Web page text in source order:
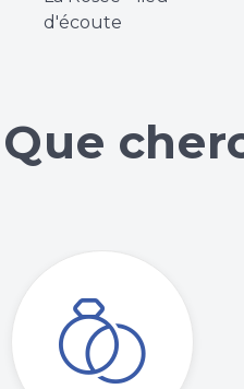
d'écoute
Que